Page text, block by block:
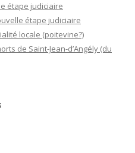
étape judiciaire
étape judiciaire
locale (poitevine?)
de Saint-Jean-d’Angély (du